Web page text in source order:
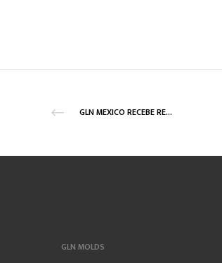
GLN MEXICO RECEBE RECONHECIMENTO DO CLUSTER DA INDÚSTRIA AUTOMÓVEL DE GUANAJUATO
GLN MOLDS